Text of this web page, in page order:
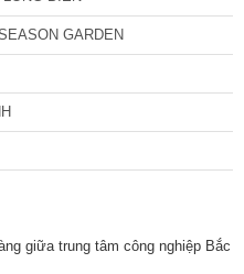
GARDEN
giữa trung tâm công nghiệp Bắc